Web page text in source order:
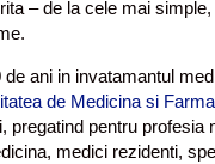
– de la cele mai simple,
ani in invatamantul
de Medicina si
pregatind pentru profesia
medici rezidenti,